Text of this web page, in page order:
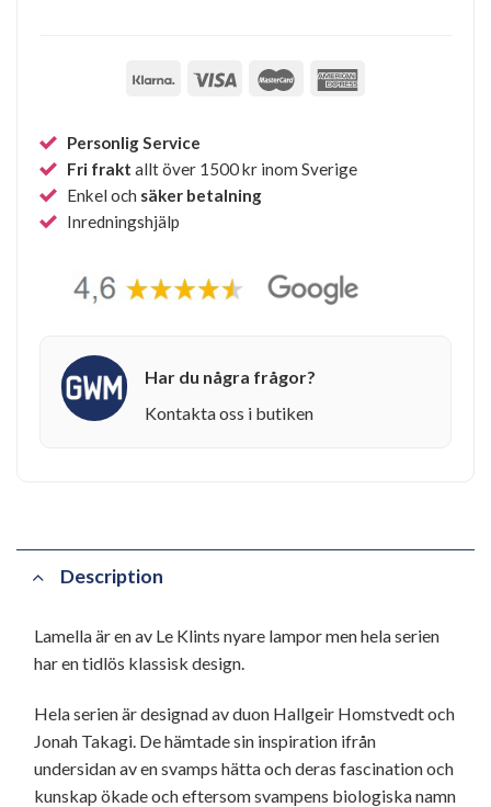
Personlig Service
Fri frakt allt över 1500 kr inom Sverige
Enkel och säker betalning
Inredningshjälp
Har du några frågor?
Kontakta oss i butiken
Description
Lamella är en av Le Klints nyare lampor men hela serien
har en tidlös klassisk design.
Hela serien är designad av duon Hallgeir Homstvedt och
Jonah Takagi. De hämtade sin inspiration ifrån
undersidan av en svamps hätta och deras fascination och
kunskap ökade och eftersom svampens biologiska namn